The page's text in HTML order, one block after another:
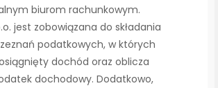
biurom rachunkowym.
jest zobowiązana do składania
podatkowych, w których
dochód oraz oblicza
dochodowy. Dodatkowo,